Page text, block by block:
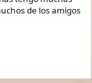
de los amigos